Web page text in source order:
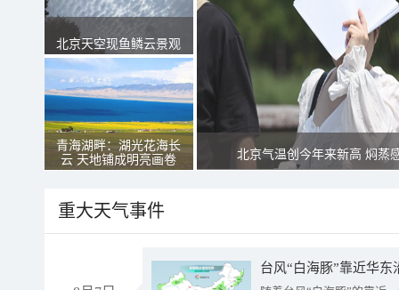
北京天空现鱼鳞云景观
青海湖畔：湖光花海长
云 天地铺成明亮画卷
北京气温创今年来新高 焖蒸
重大天气事件
台风“白海豚”靠近华